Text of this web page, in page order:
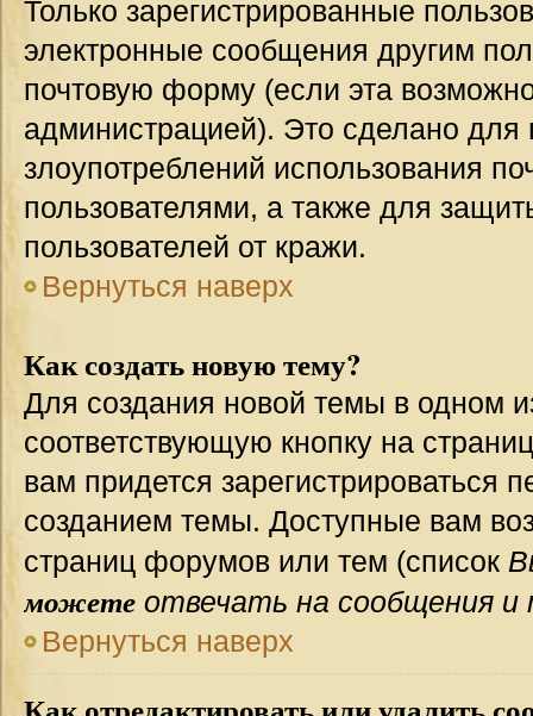
Только зарегистрированные
электронные сообщения другим
почтовую форму (если эта
администрацией). Это сделано для
злоупотреблений использования
пользователями, а также для
пользователей от кражи.
Вернуться наверх
Как создать новую тему?
Для создания новой темы в одном
соответствующую кнопку на
вам придется зарегистрироваться
созданием темы. Доступные вам
страниц форумов или тем (список
можете отвечать на сообщения и
Вернуться наверх